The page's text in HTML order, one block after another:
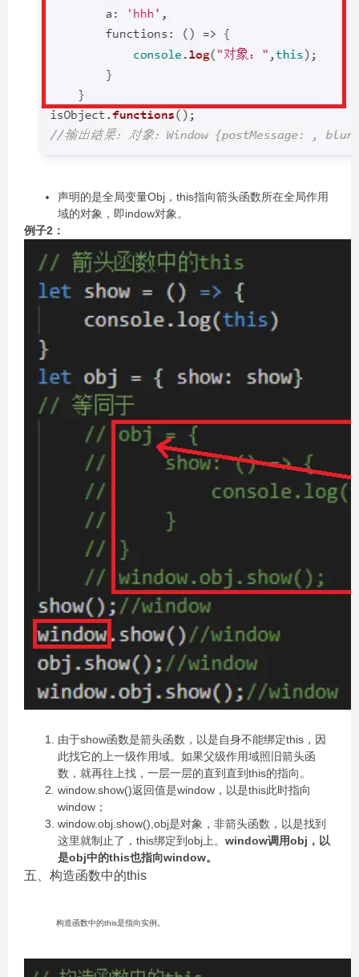
声明的是全局变量Obj，this指向箭头函数所在全局作用
域的对象，即indow对象。
例子2：
由于show函数是箭头函数，以是自身不能绑定this，因
此找它的上一级作用域。如果父级作用域照旧箭头函
数，就再往上找，一层一层的直到直到this的指向。
window.show()返回值是window，以是this此时指向
window；
window.obj.show(),obj是对象，非箭头函数，以是找到
这里就制止了，this绑定到obj上。 window调用obj，以
是obj中的this也指向window。
五、构造函数中的this
构造函数中的this是指向实例。